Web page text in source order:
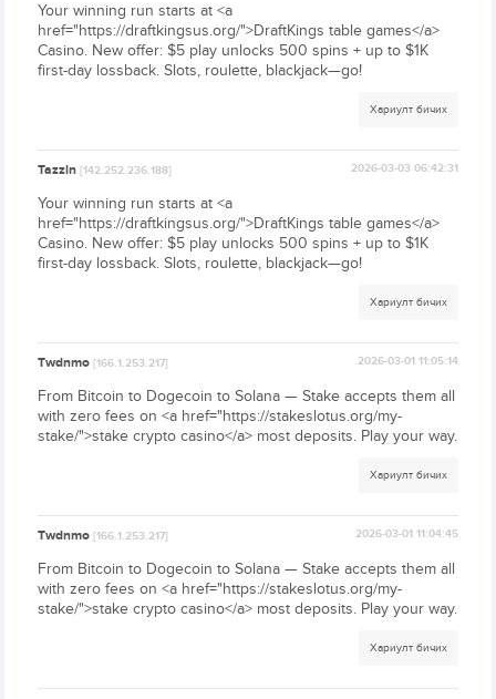
Your winning run starts at <a
href="https://draftkingsus.org/">DraftKings table games</a>
Casino. New offer: $5 play unlocks 500 spins + up to $1K
first-day lossback. Slots, roulette, blackjack—go!
Хариулт бичих
Tazzln[142.252.236.188] 2026-03-03 06:42:31
Your winning run starts at <a
href="https://draftkingsus.org/">DraftKings table games</a>
Casino. New offer: $5 play unlocks 500 spins + up to $1K
first-day lossback. Slots, roulette, blackjack—go!
Хариулт бичих
Twdnmo[166.1.253.217] 2026-03-01 11:05:14
From Bitcoin to Dogecoin to Solana — Stake accepts them all
with zero fees on <a href="https://stakeslotus.org/my-
stake/">stake crypto casino</a> most deposits. Play your way.
Хариулт бичих
Twdnmo[166.1.253.217] 2026-03-01 11:04:45
From Bitcoin to Dogecoin to Solana — Stake accepts them all
with zero fees on <a href="https://stakeslotus.org/my-
stake/">stake crypto casino</a> most deposits. Play your way.
Хариулт бичих